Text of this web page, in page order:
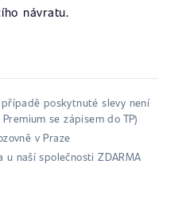
návratu.
poskytnuté slevy není
se zápisem do TP)
v Praze
u naší společnosti ZDARMA